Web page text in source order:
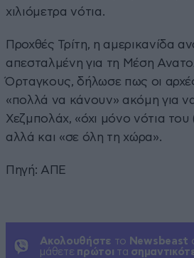
χιλιόμετρα νότια.
Προχθές Τρίτη, η αμερικανίδα
απεσταλμένη για τη Μέση
Όρταγκους, δήλωσε πως οι
«πολλά να κάνουν» ακόμη για
Χεζμπολάχ, «όχι μόνο νότια του
αλλά και «σε όλη τη χώρα».
Πηγή: ΑΠΕ
Ακολουθήστε το Newsbeast
μάθετε πρώτοι τα